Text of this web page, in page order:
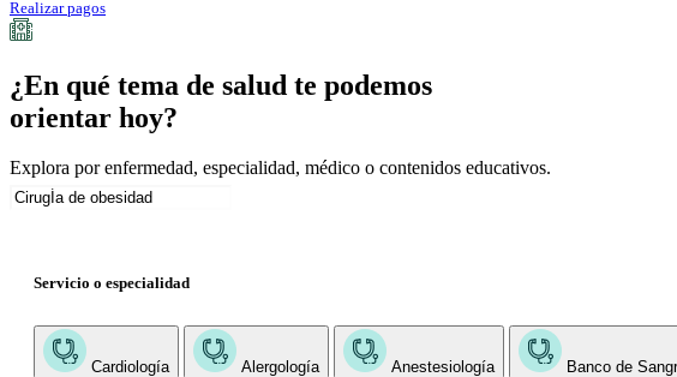
Realizar pagos
¿En qué tema de salud te podemos
orientar hoy?
Explora por enfermedad, especialidad, médico o contenidos educativos.
Servicio o especialidad
Cardiología Alergología Anestesiología Banco de